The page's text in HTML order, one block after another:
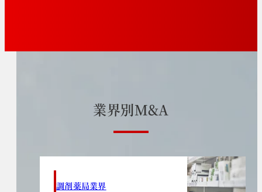
業界別M&A
調剤薬局業界